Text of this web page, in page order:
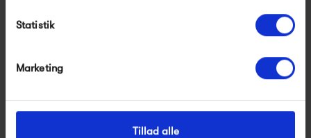
Statistik
Marketing
Tillad alle
2 999,00 kr 5 795,00 kr
Pappelina Bob
1 475,00 kr